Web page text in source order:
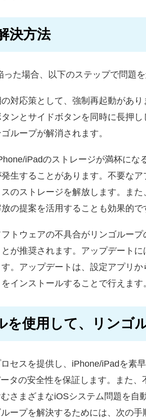
決方法
た場合、以下のステップで問題
対応策として、強制再起動があ
ンとサイドボタンを同時に長押
ループが解消されます。
iPadのストレージが満杯に
生することがあります。不要な
のストレージを解放します。ま
の提案を活用することも効果的で
トウェアの不具合がリンゴルー
が推奨されます。アップデート
。アップデートは、設定アプリ
インストールすることで行えます
を使用 して、リンゴ
セスを提供し、iPhone/iPadを素
タの安全性を保証します。また
さまざまなiOSシステム問題を
ープを解決するためには、次の手